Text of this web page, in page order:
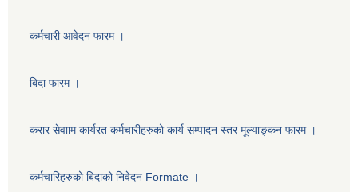
कर्मचारी आवेदन फारम ।
बिदा फारम ।
करार सेवााम कार्यरत कर्मचारीहरुको कार्य सम्पादन स्तर मूल्याङ्कन फारम ।
कर्मचारिहरुको बिदाको निवेदन Formate ।